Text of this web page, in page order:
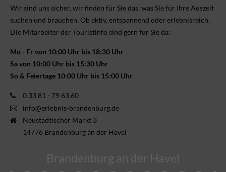
Wir sind uns sicher, wir finden für Sie das, was Sie für Ihre Aus­zeit
suchen und brauchen. Ob aktiv, ent­spannend oder erlebnis­reich.
Die Mitarbeiter der Touristinfo sind gern für Sie da:
Mo - Fr von 10:00 Uhr bis 18:30 Uhr
Sa von 10:00 Uhr bis 15:30 Uhr
So & Feiertage 10:00 Uhr bis 15:00 Uhr
0 33 81 - 79 63 60
info@erlebnis-brandenburg.de
Neustädtischer Markt 3
14776 Brandenburg an der Havel
Brandenburg an der Havel